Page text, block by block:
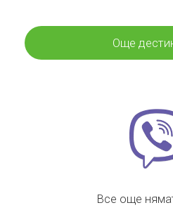
Още
Все още